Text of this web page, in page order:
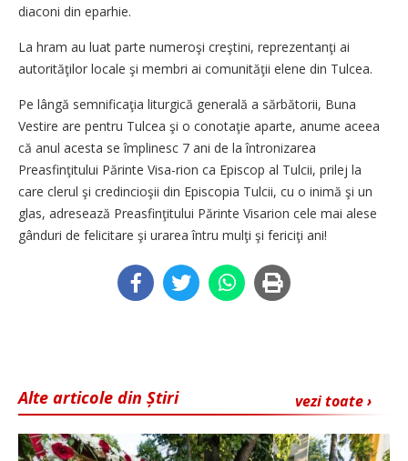
diaconi din eparhie.
La hram au luat parte numeroşi creştini, reprezentanţi ai
autorităţilor locale şi membri ai comunităţii elene din Tulcea.
Pe lângă semnificaţia liturgică generală a sărbătorii, Buna
Vestire are pentru Tulcea şi o conotaţie aparte, anume aceea
că anul acesta se împlinesc 7 ani de la întronizarea
Preasfinţitului Părinte Visa-rion ca Episcop al Tulcii, prilej la
care clerul şi credincioşii din Episcopia Tulcii, cu o inimă şi un
glas, adresează Preasfinţitului Părinte Visarion cele mai alese
gânduri de felicitare şi urarea întru mulţi şi fericiţi ani!
vezi toate ›
Alte articole din Știri